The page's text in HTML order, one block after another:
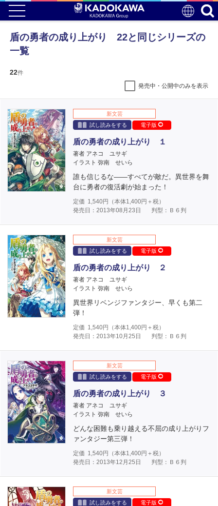
盾の勇者の成り上がり 22と同じシリーズの
一覧
22件
発売中・公開中のみを表示
新文芸
試し読みをする
電子版
盾の勇者の成り上がり １
著者 アネコ ユサギ
イラスト 弥南 せいら
誰も信じるな――すべてが敵だ。異世界を舞
台に勇者の復活劇が始まった！
定価 1,540円（本体1,400円＋税）
発売日：2013年08月23日
判型：Ｂ６判
新文芸
試し読みをする
電子版
盾の勇者の成り上がり ２
著者 アネコ ユサギ
イラスト 弥南 せいら
異世界リベンジファンタジー、早くも第二
弾！
定価 1,540円（本体1,400円＋税）
発売日：2013年10月25日
判型：Ｂ６判
新文芸
試し読みをする
電子版
盾の勇者の成り上がり ３
著者 アネコ ユサギ
イラスト 弥南 せいら
どんな困難も乗り越える不屈の成り上がりフ
ァンタジー第三弾！
定価 1,540円（本体1,400円＋税）
発売日：2013年12月25日
判型：Ｂ６判
新文芸
試し読みをする
電子版